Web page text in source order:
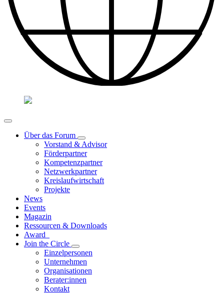
Über das Forum
Vorstand & Advisor
Förderpartner
Kompetenzpartner
Netzwerkpartner
Kreislaufwirtschaft
Projekte
News
Events
Magazin
Ressourcen & Downloads
Award
Join the Circle
Einzelpersonen
Unternehmen
Organisationen
Berater:innen
Kontakt